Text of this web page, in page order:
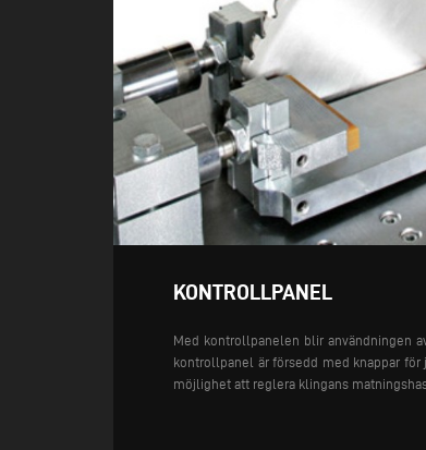
KONTROLLPANEL
Med kontrollpanelen blir användningen
kontrollpanel är försedd med knappar
möjlighet att reglera klingans